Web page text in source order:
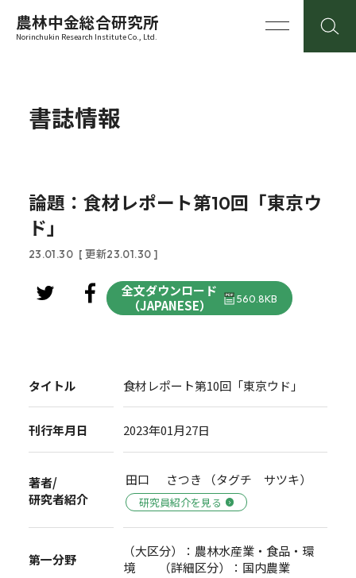
農林中金総合研究所
Norinchukin Research Institute Co., Ltd.
書誌情報
論題：食材レポート第10回「東京ウ
ド」
23.01.30 [ 更新23.01.30 ]
全文ダウンロード
（JAPANESE）
560.8KB
タイトル 食材レポート第10回「東京ウド」
刊行年月日 2023年01月27日
著者/
研究者紹介
田口 さつき （タグチ サツキ）
研究員紹介を見る
第一分野
（大区分）：農林水産業・食品・環
境 （詳細区分）：国内農業